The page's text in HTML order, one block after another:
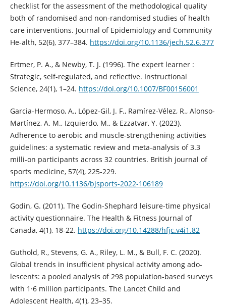
checklist for the assessment of the methodological quality
both of randomised and non-randomised studies of health
care interventions. Journal of Epidemiology and Community
He-alth, 52(6), 377–384. https://doi.org/10.1136/jech.52.6.377
Ertmer, P. A., & Newby, T. J. (1996). The expert learner :
Strategic, self-regulated, and reflective. Instructional
Science, 24(1), 1–24. https://doi.org/10.1007/BF00156001
Garcia-Hermoso, A., López-Gil, J. F., Ramírez-Vélez, R., Alonso-
Martínez, A. M., Izquierdo, M., & Ezzatvar, Y. (2023).
Adherence to aerobic and muscle-strengthening activities
guidelines: a systematic review and meta-analysis of 3.3
milli-on participants across 32 countries. British journal of
sports medicine, 57(4), 225-229.
https://doi.org/10.1136/bjsports-2022-106189
Godin, G. (2011). The Godin-Shephard leisure-time physical
activity questionnaire. The Health & Fitness Journal of
Canada, 4(1), 18-22. https://doi.org/10.14288/hfjc.v4i1.82
Guthold, R., Stevens, G. A., Riley, L. M., & Bull, F. C. (2020).
Global trends in insufficient physical activity among ado-
lescents: a pooled analysis of 298 population-based surveys
with 1·6 million participants. The Lancet Child and
Adolescent Health, 4(1), 23–35.